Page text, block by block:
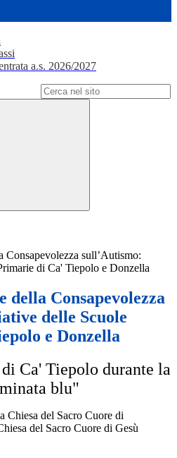
a.s. 2026/2027
sull’Autismo:
di Ca' Tiepolo e Donzella
Consapevolezza
delle Scuole
e Donzella
Ca' Tiepolo durante la
blu"
del Sacro Cuore di Gesù